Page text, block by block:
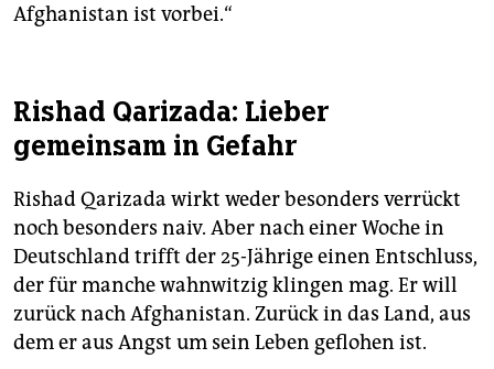
Afghanistan ist vorbei.“
Rishad Qarizada: Lieber
gemeinsam in Gefahr
Rishad Qarizada wirkt weder besonders verrückt
noch besonders naiv. Aber nach einer Woche in
Deutschland trifft der 25-Jährige einen Entschluss,
der für manche wahnwitzig klingen mag. Er will
zurück nach Afghanistan. Zurück in das Land, aus
dem er aus Angst um sein Leben geflohen ist.